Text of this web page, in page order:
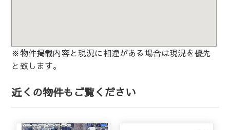
※物件掲載内容と現況に相違がある場合は現況を優先
と致します。
近くの物件もご覧ください